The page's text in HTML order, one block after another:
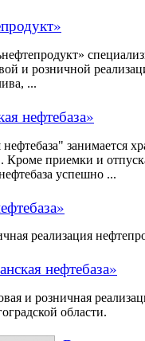
и розничной
...
нефтебаза»
занимается
Кроме приемки и
успешно ...
реализация
нефтебаза»
и розничная
области.